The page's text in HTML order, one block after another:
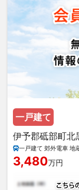
一戸建て
伊予郡砥部町北
一戸建て 郊外電車 地
3,480万円